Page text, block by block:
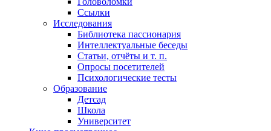
Ссылки
Исследования
Библиотека пассионария
Интеллектуальные беседы
Статьи, отчёты и т. п.
Опросы посетителей
Психологические тесты
Образование
Детсад
Школа
Университет